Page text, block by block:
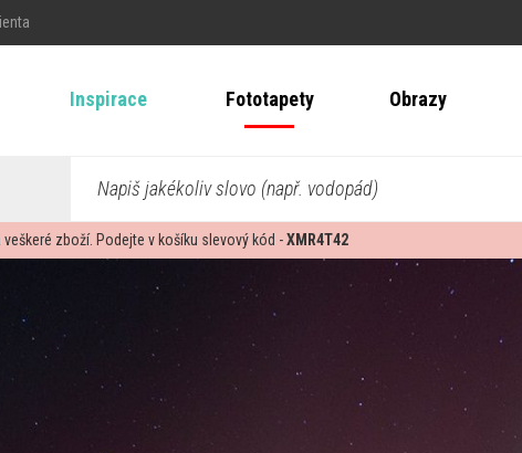
Inspirace Fototapety Obrazy
Napiš jakékoliv slovo (např. vodopád)
veškeré zboží. Podejte v košíku slevový kód -XMR4T42